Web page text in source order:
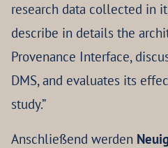
research data collected in
describe in details the
Provenance Interface,
DMS, and evaluates its
study.”
Anschließend werden